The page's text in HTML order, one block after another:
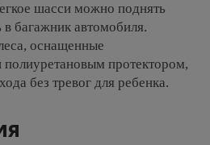
шасси можно поднять
багажник автомобиля.
оснащенные
протектором,
без тревог для ребенка.